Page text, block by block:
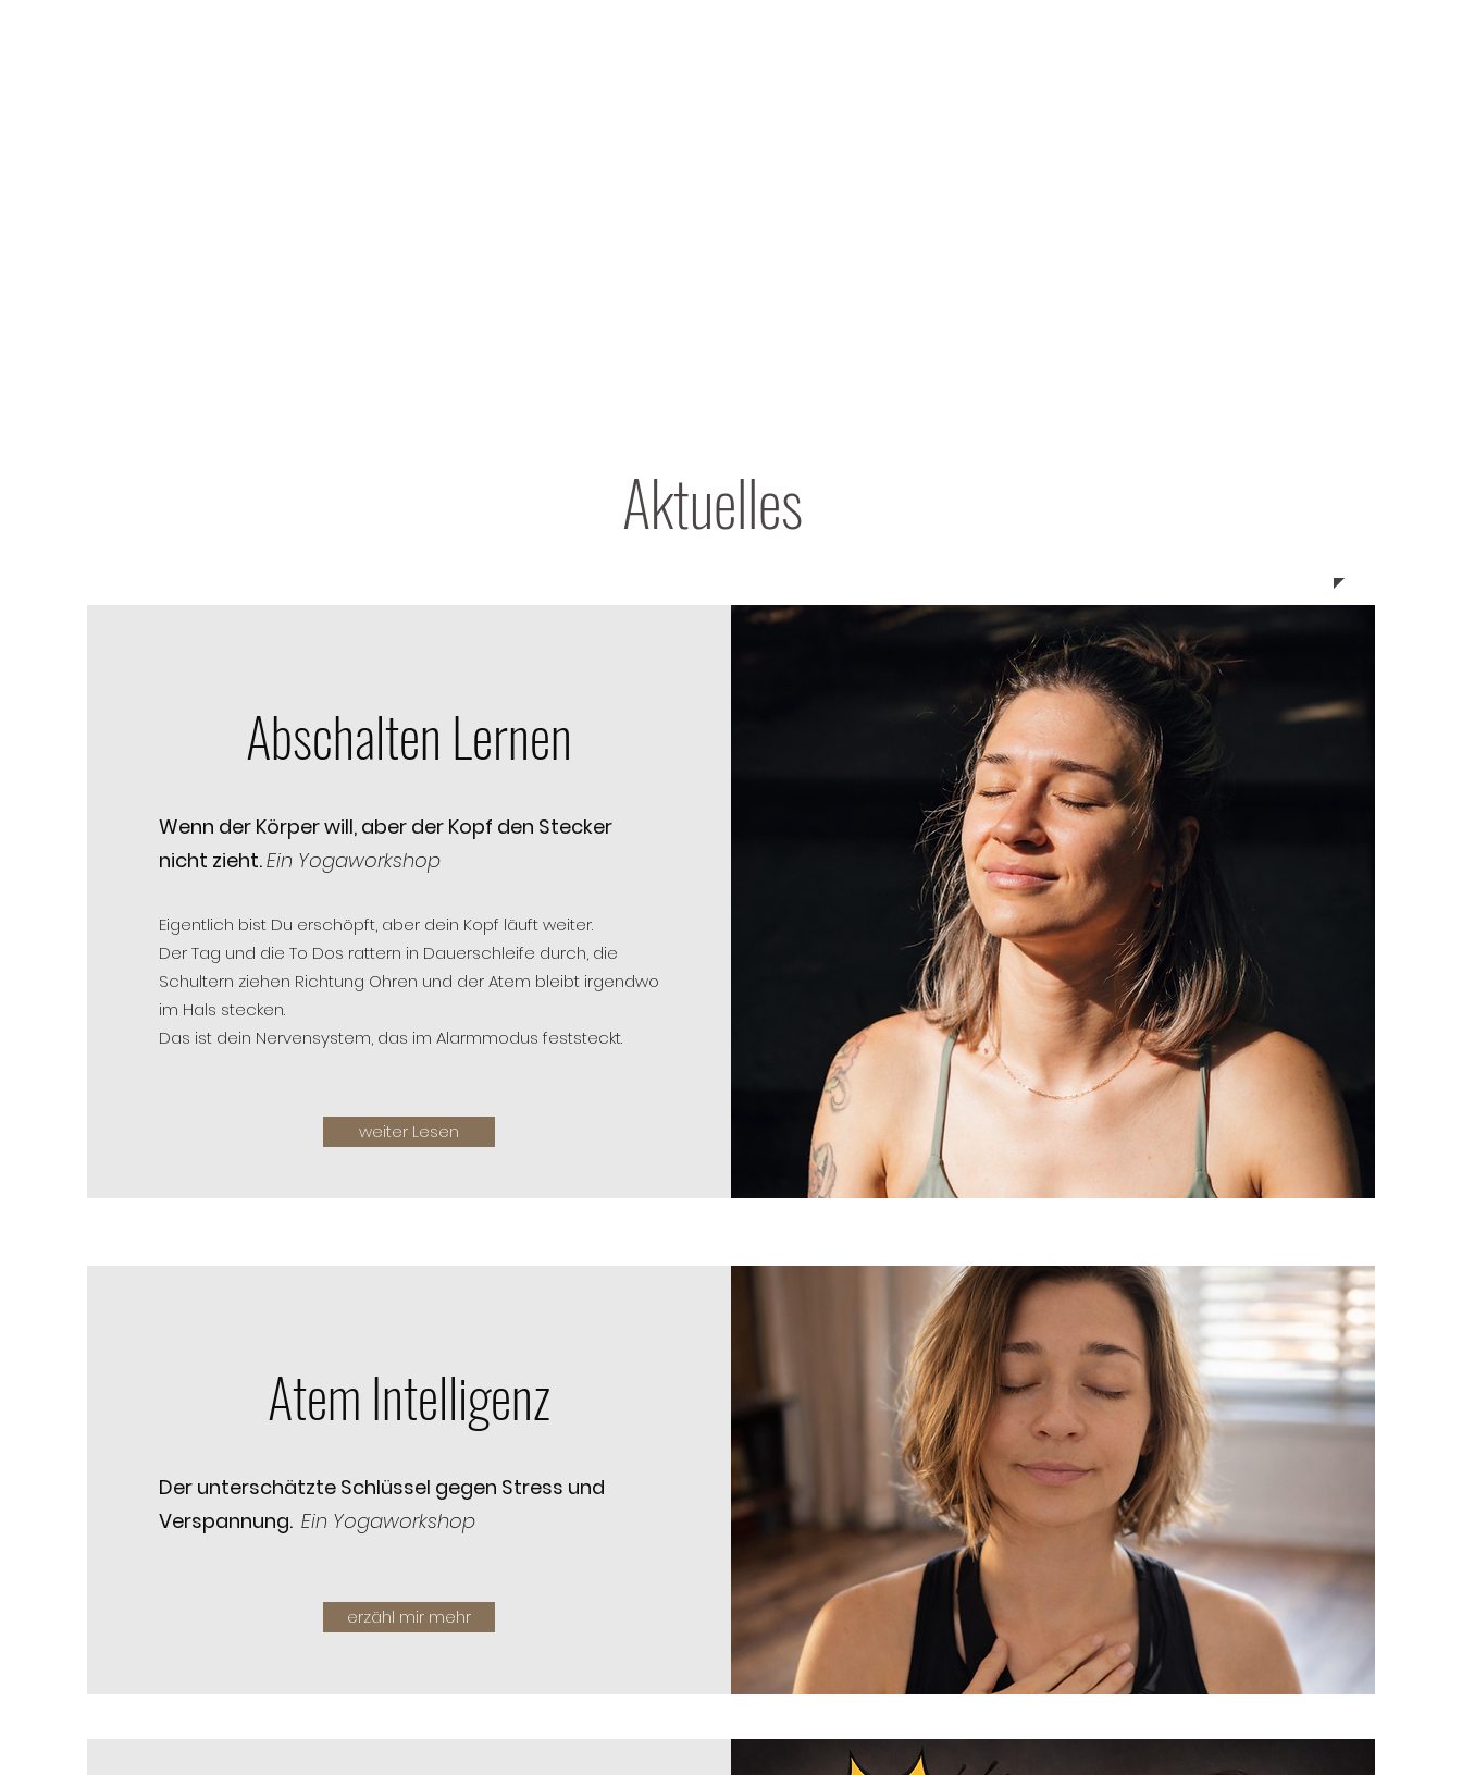
Aktuelles
Abschalten Lernen
Wenn der Körper will, aber der Kopf den Stecker
nicht zieht.Ein Yogaworkshop
Eigentlich bist Du erschöpft, aber dein Kopf läuft weiter.
Der Tag und die To Dos rattern in Dauerschleife durch, die
Schultern ziehen Richtung Ohren und der Atem bleibt irgendwo
im Hals stecken.
Das ist dein Nervensystem, das im Alarmmodus feststeckt.
weiter Lesen
Atem Intelligenz
Der unterschätzte Schlüssel gegen Stress und
Verspannung. Ein Yogaworkshop
erzähl mir mehr